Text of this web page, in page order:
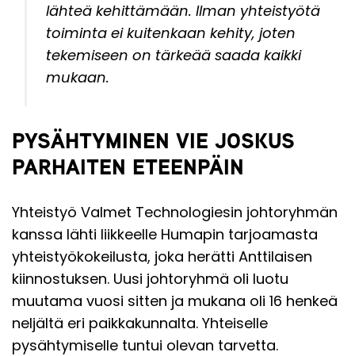
lähteä kehittämään. Ilman yhteistyötä
toiminta ei kuitenkaan kehity, joten
tekemiseen on tärkeää saada kaikki
mukaan.
PYSÄHTYMINEN VIE JOSKUS
PARHAITEN ETEENPÄIN
Yhteistyö Valmet Technologiesin johtoryhmän
kanssa lähti liikkeelle Humapin tarjoamasta
yhteistyökokeilusta, joka herätti Anttilaisen
kiinnostuksen. Uusi johtoryhmä oli luotu
muutama vuosi sitten ja mukana oli 16 henkeä
neljältä eri paikkakunnalta. Yhteiselle
pysähtymiselle tuntui olevan tarvetta.